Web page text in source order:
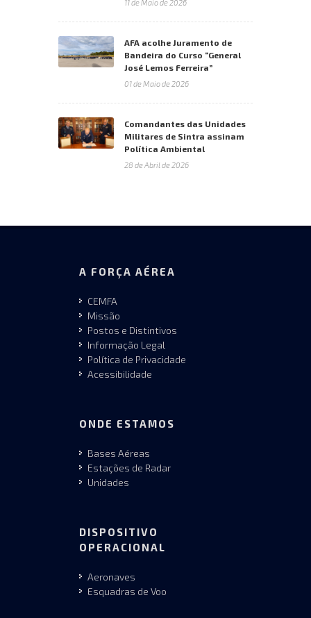
11 de Maio de 2026
AFA acolhe Juramento de
Bandeira do Curso “General
José Lemos Ferreira”
01 de Maio de 2026
Comandantes das Unidades
Militares de Sintra assinam
Política Ambiental
28 de Abril de 2026
A FORÇA AÉREA
CEMFA
Missão
Postos e Distintivos
Informação Legal
Política de Privacidade
Acessibilidade
ONDE ESTAMOS
Bases Aéreas
Estações de Radar
Unidades
DISPOSITIVO
OPERACIONAL
Aeronaves
Esquadras de Voo